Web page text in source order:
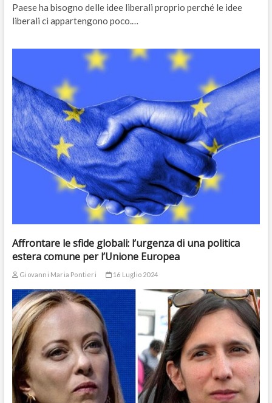
Paese ha bisogno delle idee liberali proprio perché le idee
liberali ci appartengono poco.…
Affrontare le sfide globali: l’urgenza di una politica
estera comune per l’Unione Europea
Giovanni Maria Pontieri 16 Luglio 2024